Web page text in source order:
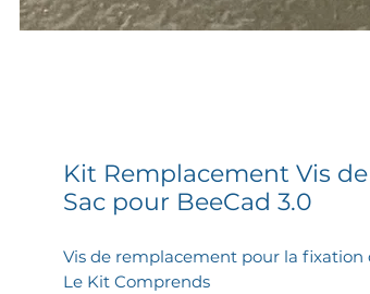
Kit Remplacement Vis
Sac pour BeeCad 3.0
Vis de remplacement pour la fixation
Le Kit Comprends